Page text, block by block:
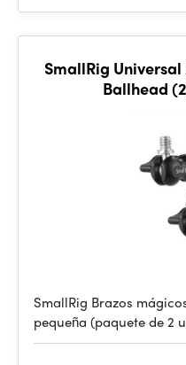
SmallRig
Ballhead
SmallRig Brazos
pequeña (paquete de 2